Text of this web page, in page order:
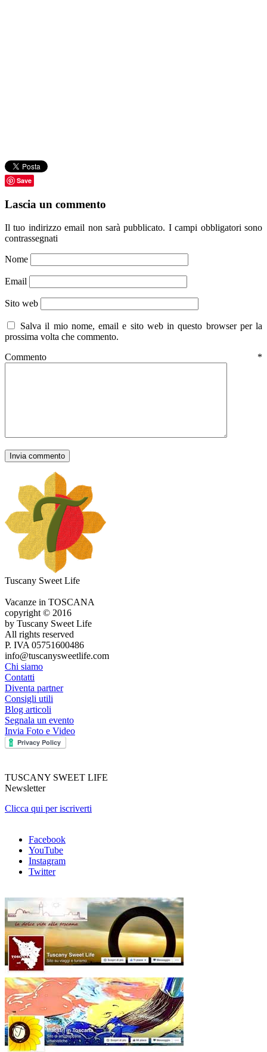
Save
Lascia un commento
Il tuo indirizzo email non sarà pubblicato. I campi obbligatori sono
contrassegnati
Nome
Email
Sito web
Salva il mio nome, email e sito web in questo browser per la
prossima volta che commento.
Commento *
Tuscany Sweet Life
Vacanze in TOSCANA
copyright © 2016
by Tuscany Sweet Life
All rights reserved
P. IVA 05751600486
info@tuscanysweetlife.com
Chi siamo
Contatti
Diventa partner
Consigli utili
Blog articoli
Segnala un evento
Invia Foto e Video
TUSCANY SWEET LIFE
Newsletter
Clicca qui per iscriverti
Facebook
YouTube
Instagram
Twitter